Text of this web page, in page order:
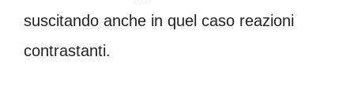
suscitando anche in quel caso reazioni
contrastanti.